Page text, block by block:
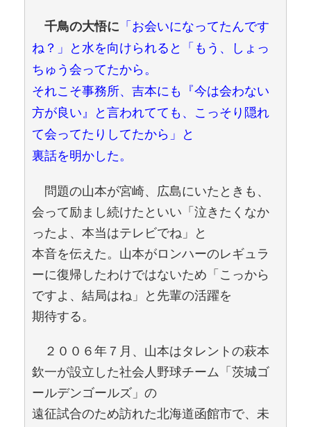
千鳥の大悟に 「お会いになってたんです
ね？」と水を向けられると「もう、しょっ
ちゅう会ってたから。
それこそ事務所、吉本にも『今は会わない
方が良い』と言われてても、こっそり隠れ
て会ってたりしてたから」と
裏話を明かした。
問題の山本が宮崎、広島にいたときも、
会って励まし続けたといい「泣きたくなか
ったよ、本当はテレビでね」と
本音を伝えた。山本がロンハーのレギュラ
ーに復帰したわけではないため「こっから
ですよ、結局はね」と先輩の活躍を
期待する。
２００６年７月、山本はタレントの萩本
欽一が設立した社会人野球チーム「茨城ゴ
ールデンゴールズ」の
遠征試合のため訪れた北海道函館市で、未